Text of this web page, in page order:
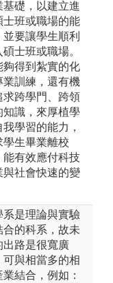
基礎，以建立進
士班或職場的能
並要讓學生順利
士班或職場。
夠得到紮實的化
業訓練，還有機
求跨學門、跨領
知識，來厚植學
我學習的能力，
學生畢業離校
能有效應付科技
與社會快速的變
系是理論與實驗
合的科系，故未
出路是很寬廣
可與相當多的相
業結合，例如：